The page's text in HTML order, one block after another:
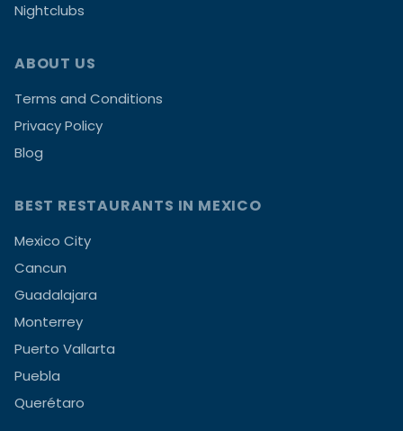
Nightclubs
ABOUT US
Terms and Conditions
Privacy Policy
Blog
BEST RESTAURANTS IN MEXICO
Mexico City
Cancun
Guadalajara
Monterrey
Puerto Vallarta
Puebla
Querétaro